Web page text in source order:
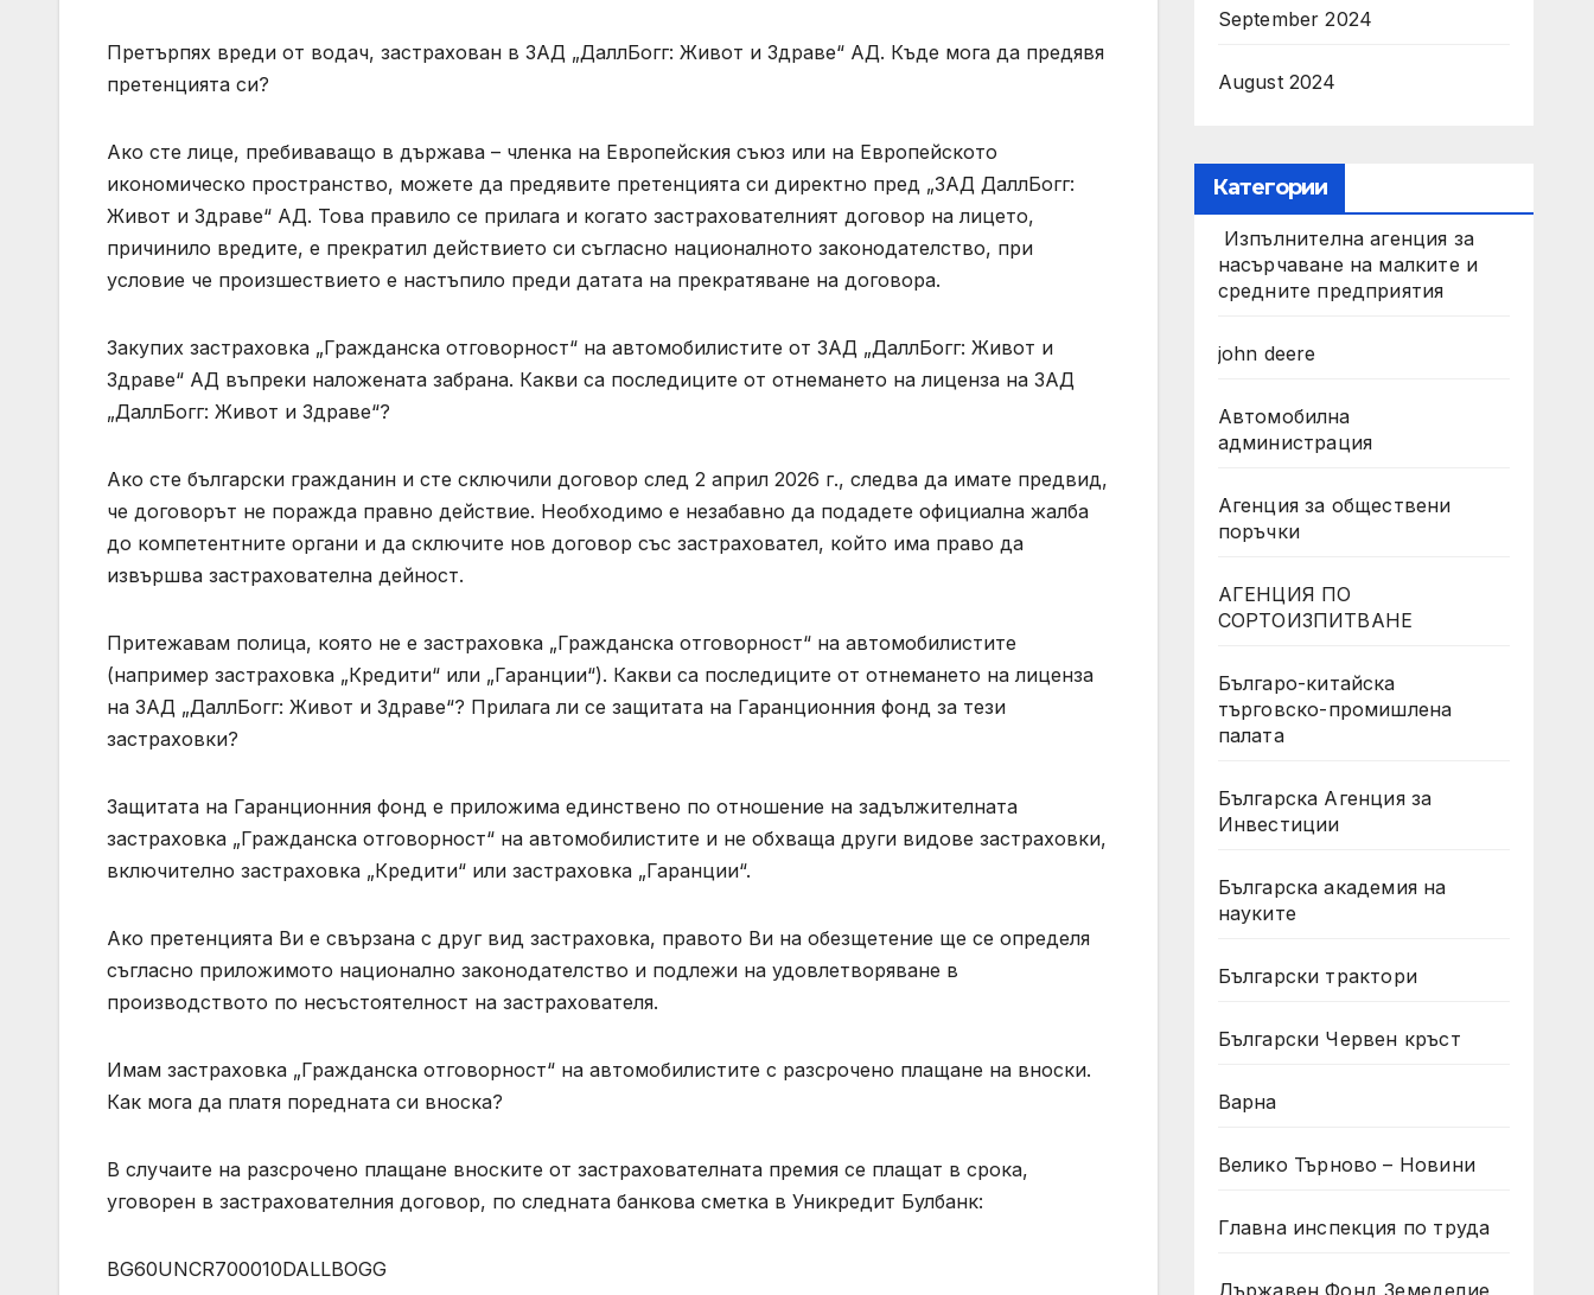
Претърпях вреди от водач, застрахован в ЗАД „ДаллБогг: Живот и Здраве“ АД. Къде мога да предявя
претенцията си?
Ако сте лице, пребиваващо в държава – членка на Европейския съюз или на Европейското
икономическо пространство, можете да предявите претенцията си директно пред „ЗАД ДаллБогг:
Живот и Здраве“ АД. Това правило се прилага и когато застрахователният договор на лицето,
причинило вредите, е прекратил действието си съгласно националното законодателство, при
условие че произшествието е настъпило преди датата на прекратяване на договора.
Закупих застраховка „Гражданска отговорност“ на автомобилистите от ЗАД „ДаллБогг: Живот и
Здраве“ АД въпреки наложената забрана. Какви са последиците от отнемането на лиценза на ЗАД
„ДаллБогг: Живот и Здраве“?
Ако сте български гражданин и сте сключили договор след 2 април 2026 г., следва да имате предвид,
че договорът не поражда правно действие. Необходимо е незабавно да подадете официална жалба
до компетентните органи и да сключите нов договор със застраховател, който има право да
извършва застрахователна дейност.
Притежавам полица, която не е застраховка „Гражданска отговорност“ на автомобилистите
(например застраховка „Кредити“ или „Гаранции“). Какви са последиците от отнемането на лиценза
на ЗАД „ДаллБогг: Живот и Здраве“? Прилага ли се защитата на Гаранционния фонд за тези
застраховки?
Защитата на Гаранционния фонд е приложима единствено по отношение на задължителната
застраховка „Гражданска отговорност“ на автомобилистите и не обхваща други видове застраховки,
включително застраховка „Кредити“ или застраховка „Гаранции“.
Ако претенцията Ви е свързана с друг вид застраховка, правото Ви на обезщетение ще се определя
съгласно приложимото национално законодателство и подлежи на удовлетворяване в
производството по несъстоятелност на застрахователя.
Имам застраховка „Гражданска отговорност“ на автомобилистите с разсрочено плащане на вноски.
Как мога да платя поредната си вноска?
В случаите на разсрочено плащане вноските от застрахователната премия се плащат в срока,
уговорен в застрахователния договор, по следната банкова сметка в Уникредит Булбанк:
BG60UNCR700010DALLBOGG
September 2024
August 2024
Категории
Изпълнителна агенция за
насърчаване на малките и
средните предприятия
john deere
Автомобилна
администрация
Агенция за обществени
поръчки
АГЕНЦИЯ ПО
СОРТОИЗПИТВАНЕ
Българо-китайска
търговско-промишлена
палата
Българска Агенция за
Инвестиции
Българска академия на
науките
Български трактори
Български Червен кръст
Варна
Велико Търново – Новини
Главна инспекция по труда
Държавен Фонд Земеделие